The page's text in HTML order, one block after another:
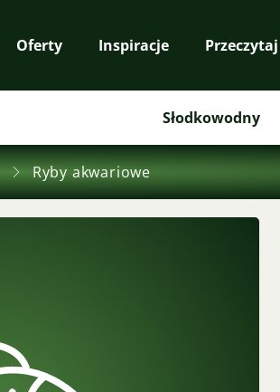
Oferty Inspiracje Przeczytaj
Słodkowodny
Ryby akwariowe